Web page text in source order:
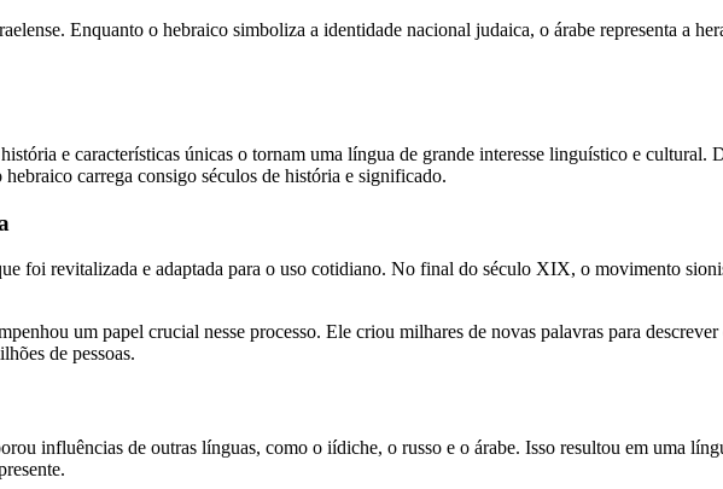
Enquanto o hebraico simboliza a identidade nacional judaica, o árabe representa a
e características únicas o tornam uma língua de grande interesse linguístico e cultural.
carrega consigo séculos de história e significado.
foi revitalizada e adaptada para o uso cotidiano. No final do século XIX, o movimento
um papel crucial nesse processo. Ele criou milhares de novas palavras para
de pessoas.
influências de outras línguas, como o iídiche, o russo e o árabe. Isso resultou em uma